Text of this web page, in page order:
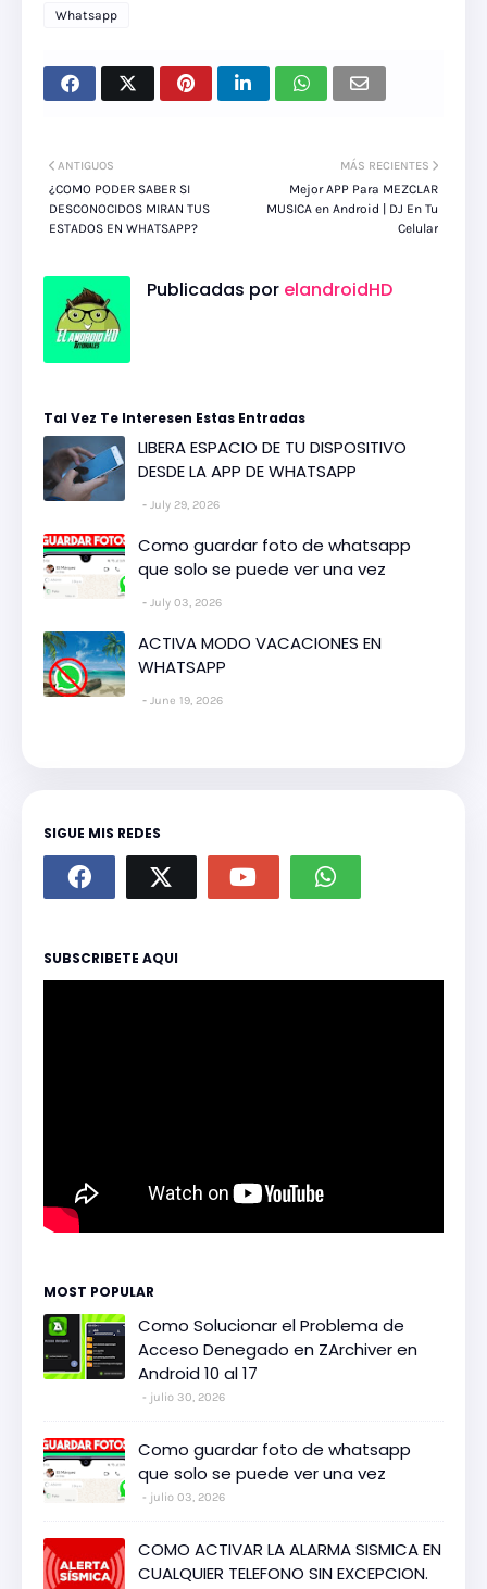
Whatsapp
MÁS RECIENTES
Mejor APP Para MEZCLAR
MUSICA en Android | DJ En Tu
Celular
ANTIGUOS
¿COMO PODER SABER SI
DESCONOCIDOS MIRAN TUS
ESTADOS EN WHATSAPP?
Publicadas por elandroidHD
Tal Vez Te Interesen Estas Entradas
LIBERA ESPACIO DE TU DISPOSITIVO
DESDE LA APP DE WHATSAPP
July 29, 2026
Como guardar foto de whatsapp
que solo se puede ver una vez
July 03, 2026
ACTIVA MODO VACACIONES EN
WHATSAPP
June 19, 2026
SIGUE MIS REDES
SUBSCRIBETE AQUI
MOST POPULAR
Como Solucionar el Problema de
Acceso Denegado en ZArchiver en
Android 10 al 17
julio 30, 2026
Como guardar foto de whatsapp
que solo se puede ver una vez
julio 03, 2026
COMO ACTIVAR LA ALARMA SISMICA EN
CUALQUIER TELEFONO SIN EXCEPCION.